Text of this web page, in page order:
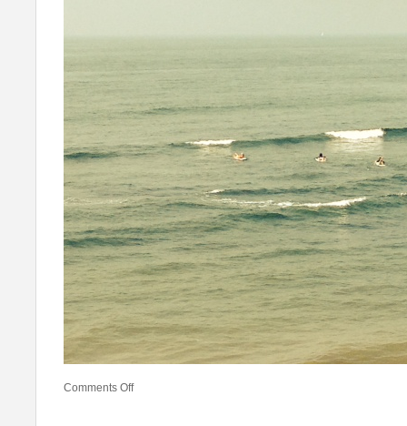
Comments Off